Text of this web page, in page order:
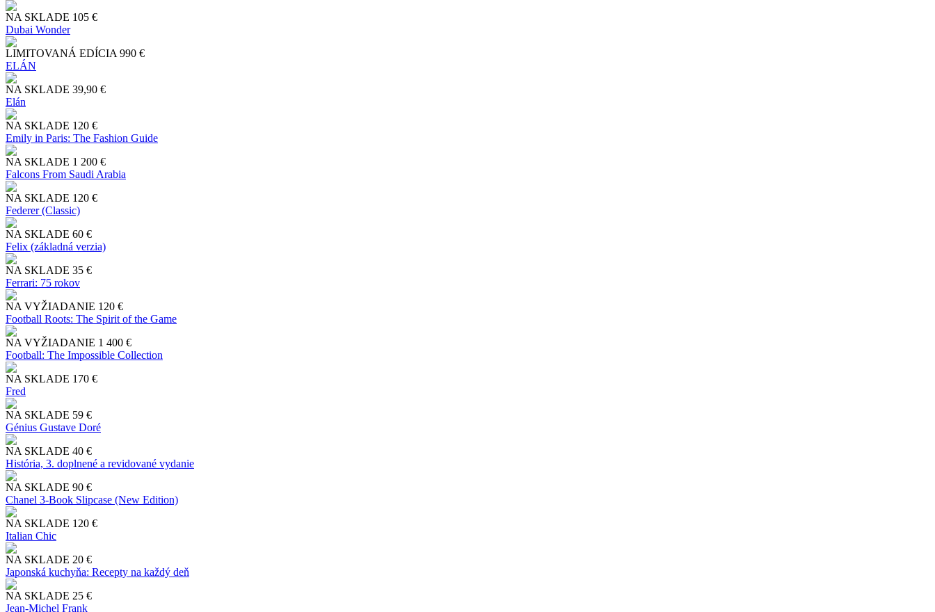
NA SKLADE 105 €
Dubai Wonder
LIMITOVANÁ EDÍCIA 990 €
ELÁN
NA SKLADE 39,90 €
Elán
NA SKLADE 120 €
Emily in Paris: The Fashion Guide
NA SKLADE 1 200 €
Falcons From Saudi Arabia
NA SKLADE 120 €
Federer (Classic)
NA SKLADE 60 €
Felix (základná verzia)
NA SKLADE 35 €
Ferrari: 75 rokov
NA VYŽIADANIE 120 €
Football Roots: The Spirit of the Game
NA VYŽIADANIE 1 400 €
Football: The Impossible Collection
NA SKLADE 170 €
Fred
NA SKLADE 59 €
Génius Gustave Doré
NA SKLADE 40 €
História, 3. doplnené a revidované vydanie
NA SKLADE 90 €
Chanel 3-Book Slipcase (New Edition)
NA SKLADE 120 €
Italian Chic
NA SKLADE 20 €
Japonská kuchyňa: Recepty na každý deň
NA SKLADE 25 €
Jean-Michel Frank